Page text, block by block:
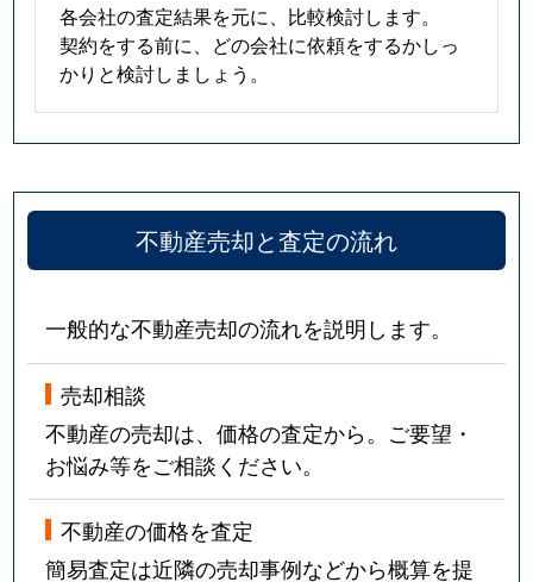
各会社の査定結果を元に、比較検討します。
契約をする前に、どの会社に依頼をするかしっ
かりと検討しましょう。
不動産売却と査定の流れ
一般的な不動産売却の流れを説明します。
売却相談
不動産の売却は、価格の査定から。ご要望・
お悩み等をご相談ください。
不動産の価格を査定
簡易査定は近隣の売却事例などから概算を提